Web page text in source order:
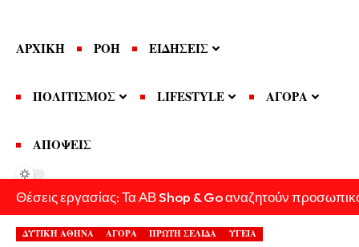
ΑΡΧΙΚΗ ΡΟΗ ΕΙΔΗΣΕΙΣ
ΠΟΛΙΤΙΣΜΟΣ LIFESTYLE ΑΓΟΡΑ
ΑΠΟΨΕΙΣ
Θέσεις εργασίας: Τα ΑΒ Shop & Go αναζητούν
ΔΥΤΙΚΗ ΑΘΗΝΑ ΑΓΟΡΑ ΠΡΩΤΗ ΣΕΛΙΔΑ ΥΓΕΙΑ